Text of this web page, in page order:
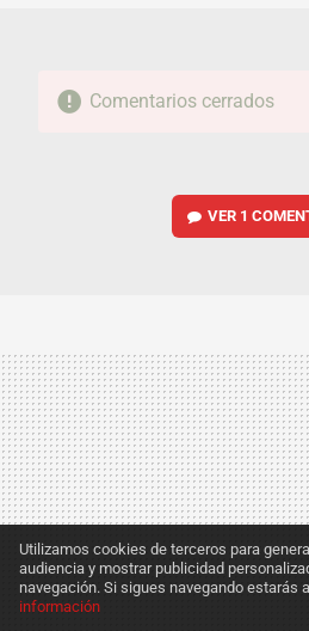
Comentarios cerrados
VER 1
Utilizamos cookies de terceros para
audiencia y mostrar publicidad
navegación. Si sigues navegando estarás
información